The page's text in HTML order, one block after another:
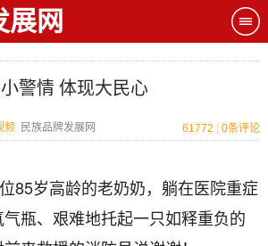
展网
警情 体现大民心
频 民族品牌发展网 61772 0条评论
85岁高龄的老奶奶，躺在医院重症
瓶、艰难地托起一只如释重负的